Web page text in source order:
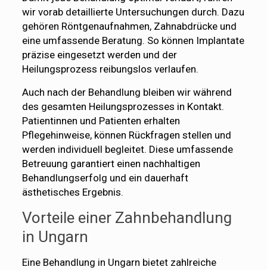
wir vorab detaillierte Untersuchungen durch. Dazu
gehören Röntgenaufnahmen, Zahnabdrücke und
eine umfassende Beratung. So können Implantate
präzise eingesetzt werden und der
Heilungsprozess reibungslos verlaufen.
Auch nach der Behandlung bleiben wir während
des gesamten Heilungsprozesses in Kontakt.
Patientinnen und Patienten erhalten
Pflegehinweise, können Rückfragen stellen und
werden individuell begleitet. Diese umfassende
Betreuung garantiert einen nachhaltigen
Behandlungserfolg und ein dauerhaft
ästhetisches Ergebnis.
Vorteile einer Zahnbehandlung
in Ungarn
Eine Behandlung in Ungarn bietet zahlreiche